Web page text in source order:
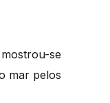
se
mar pelos